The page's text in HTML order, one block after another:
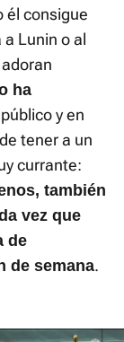
él consigue
Lunin o al
ha
y en
tener a un
currante:
también
vez que
de
de semana.